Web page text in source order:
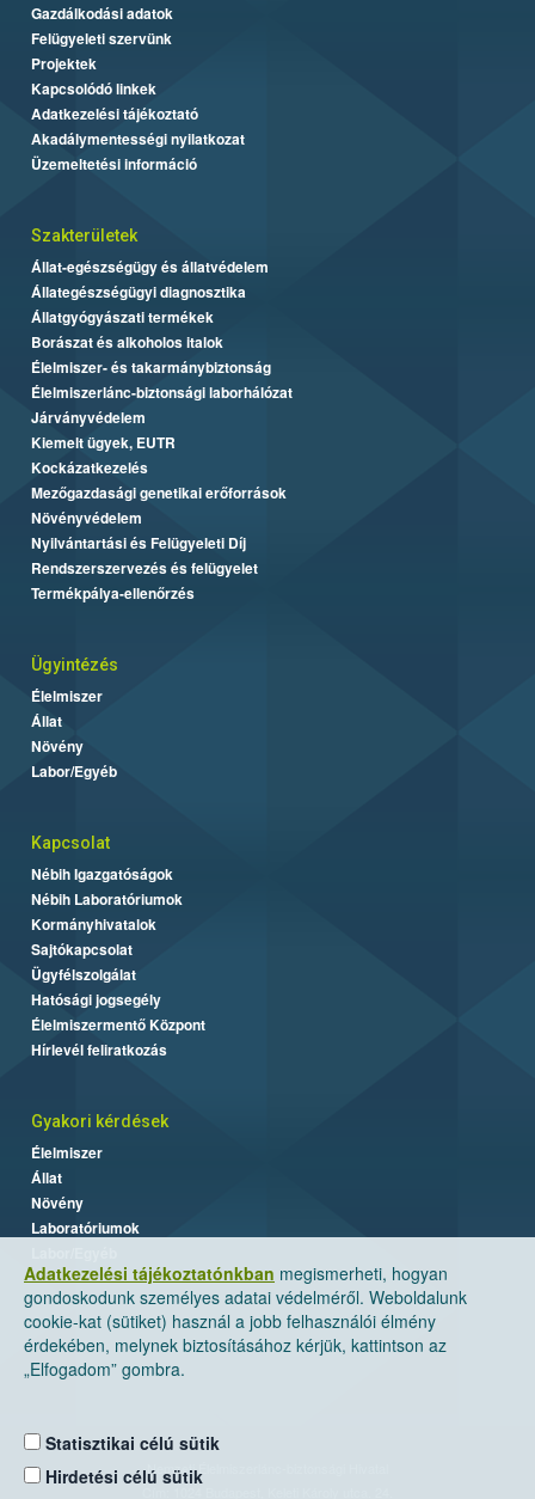
Adatkezelési tájékoztatónkban megismerheti, hogyan
gondoskodunk személyes adatai védelméről. Weboldalunk
cookie-kat (sütiket) használ a jobb felhasználói élmény
érdekében, melynek biztosításához kérjük, kattintson az
„Elfogadom” gombra.
Statisztikai célú sütik
Hirdetési célú sütik
Gazdálkodási adatok
Felügyeleti szervünk
Projektek
Kapcsolódó linkek
Adatkezelési tájékoztató
Akadálymentességi nyilatkozat
Üzemeltetési információ
Szakterületek
Állat-egészségügy és állatvédelem
Állategészségügyi diagnosztika
Állatgyógyászati termékek
Borászat és alkoholos italok
Élelmiszer- és takarmánybiztonság
Élelmiszerlánc-biztonsági laborhálózat
Járványvédelem
Kiemelt ügyek, EUTR
Kockázatkezelés
Mezőgazdasági genetikai erőforrások
Növényvédelem
Nyilvántartási és Felügyeleti Díj
Rendszerszervezés és felügyelet
Termékpálya-ellenőrzés
Ügyintézés
Élelmiszer
Állat
Növény
Labor/Egyéb
Kapcsolat
Nébih Igazgatóságok
Nébih Laboratóriumok
Kormányhivatalok
Sajtókapcsolat
Ügyfélszolgálat
Hatósági jogsegély
Élelmiszermentő Központ
Hírlevél feliratkozás
Gyakori kérdések
Élelmiszer
Állat
Növény
Laboratóriumok
Nemzeti Élelmiszerlánc-biztonsági Hivatal